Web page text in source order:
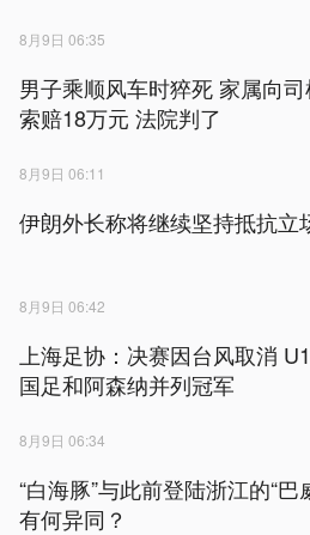
8月9日 06:35
男子乘顺风车时猝死 家属向
索赔18万元 法院判了
8月9日 06:11
伊朗外长称将继续坚持抵抗立
8月9日 06:42
上海足协：决赛因台风取消
国足和阿森纳并列冠军
8月9日 06:34
“白海豚”与此前登陆浙江的“巴
有何异同？